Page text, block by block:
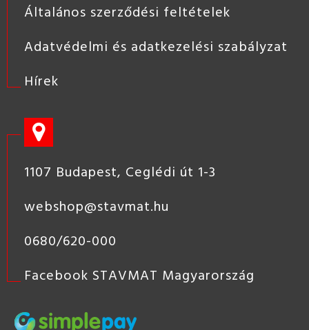
Általános szerződési feltételek
Adatvédelmi és adatkezelési szabályzat
Hírek
1107 Budapest, Ceglédi út 1-3
webshop@stavmat.hu
0680/620-000
Facebook STAVMAT Magyarország